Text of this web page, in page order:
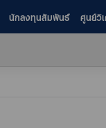
นักลงทุนสัมพันธ์ ศูนย์วิ